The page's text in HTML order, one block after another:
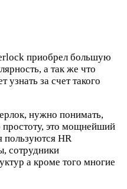
приобрел большую
а так же что
узнать за счет такого
нужно понимать,
это мощнейший
пользуются HR
сотрудники
а кроме того многие